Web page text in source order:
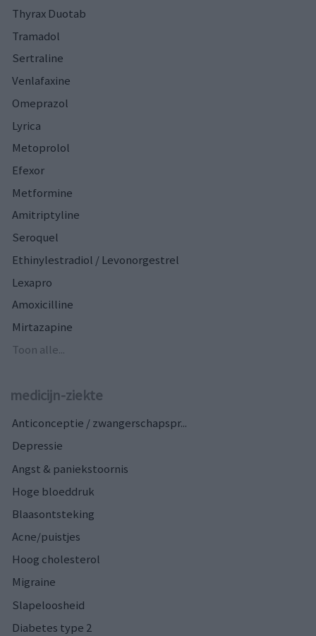
Thyrax Duotab
Tramadol
Sertraline
Venlafaxine
Omeprazol
Lyrica
Metoprolol
Efexor
Metformine
Amitriptyline
Seroquel
Ethinylestradiol / Levonorgestrel
Lexapro
Amoxicilline
Mirtazapine
Toon alle...
medicijn-ziekte
Anticonceptie / zwangerschapspr...
Depressie
Angst & paniekstoornis
Hoge bloeddruk
Blaasontsteking
Acne/puistjes
Hoog cholesterol
Migraine
Slapeloosheid
Diabetes type 2